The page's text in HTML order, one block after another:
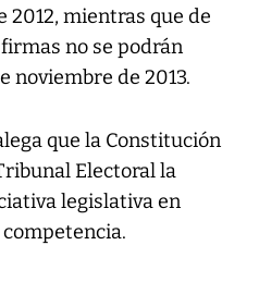
mientras que de
no se podrán
noviembre de 2013.
que la Constitución
Electoral la
legislativa en